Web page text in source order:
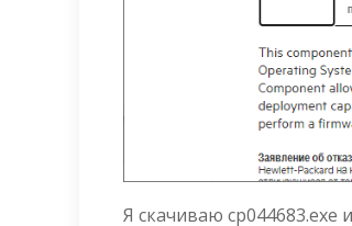
Я скачиваю